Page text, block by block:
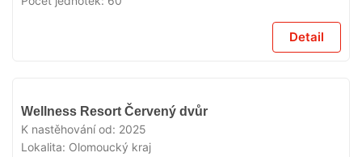
Detail
V
Wellness Resort Červený dvůr
K nastěhování od: 2025
Lokalita: Olomoucký kraj